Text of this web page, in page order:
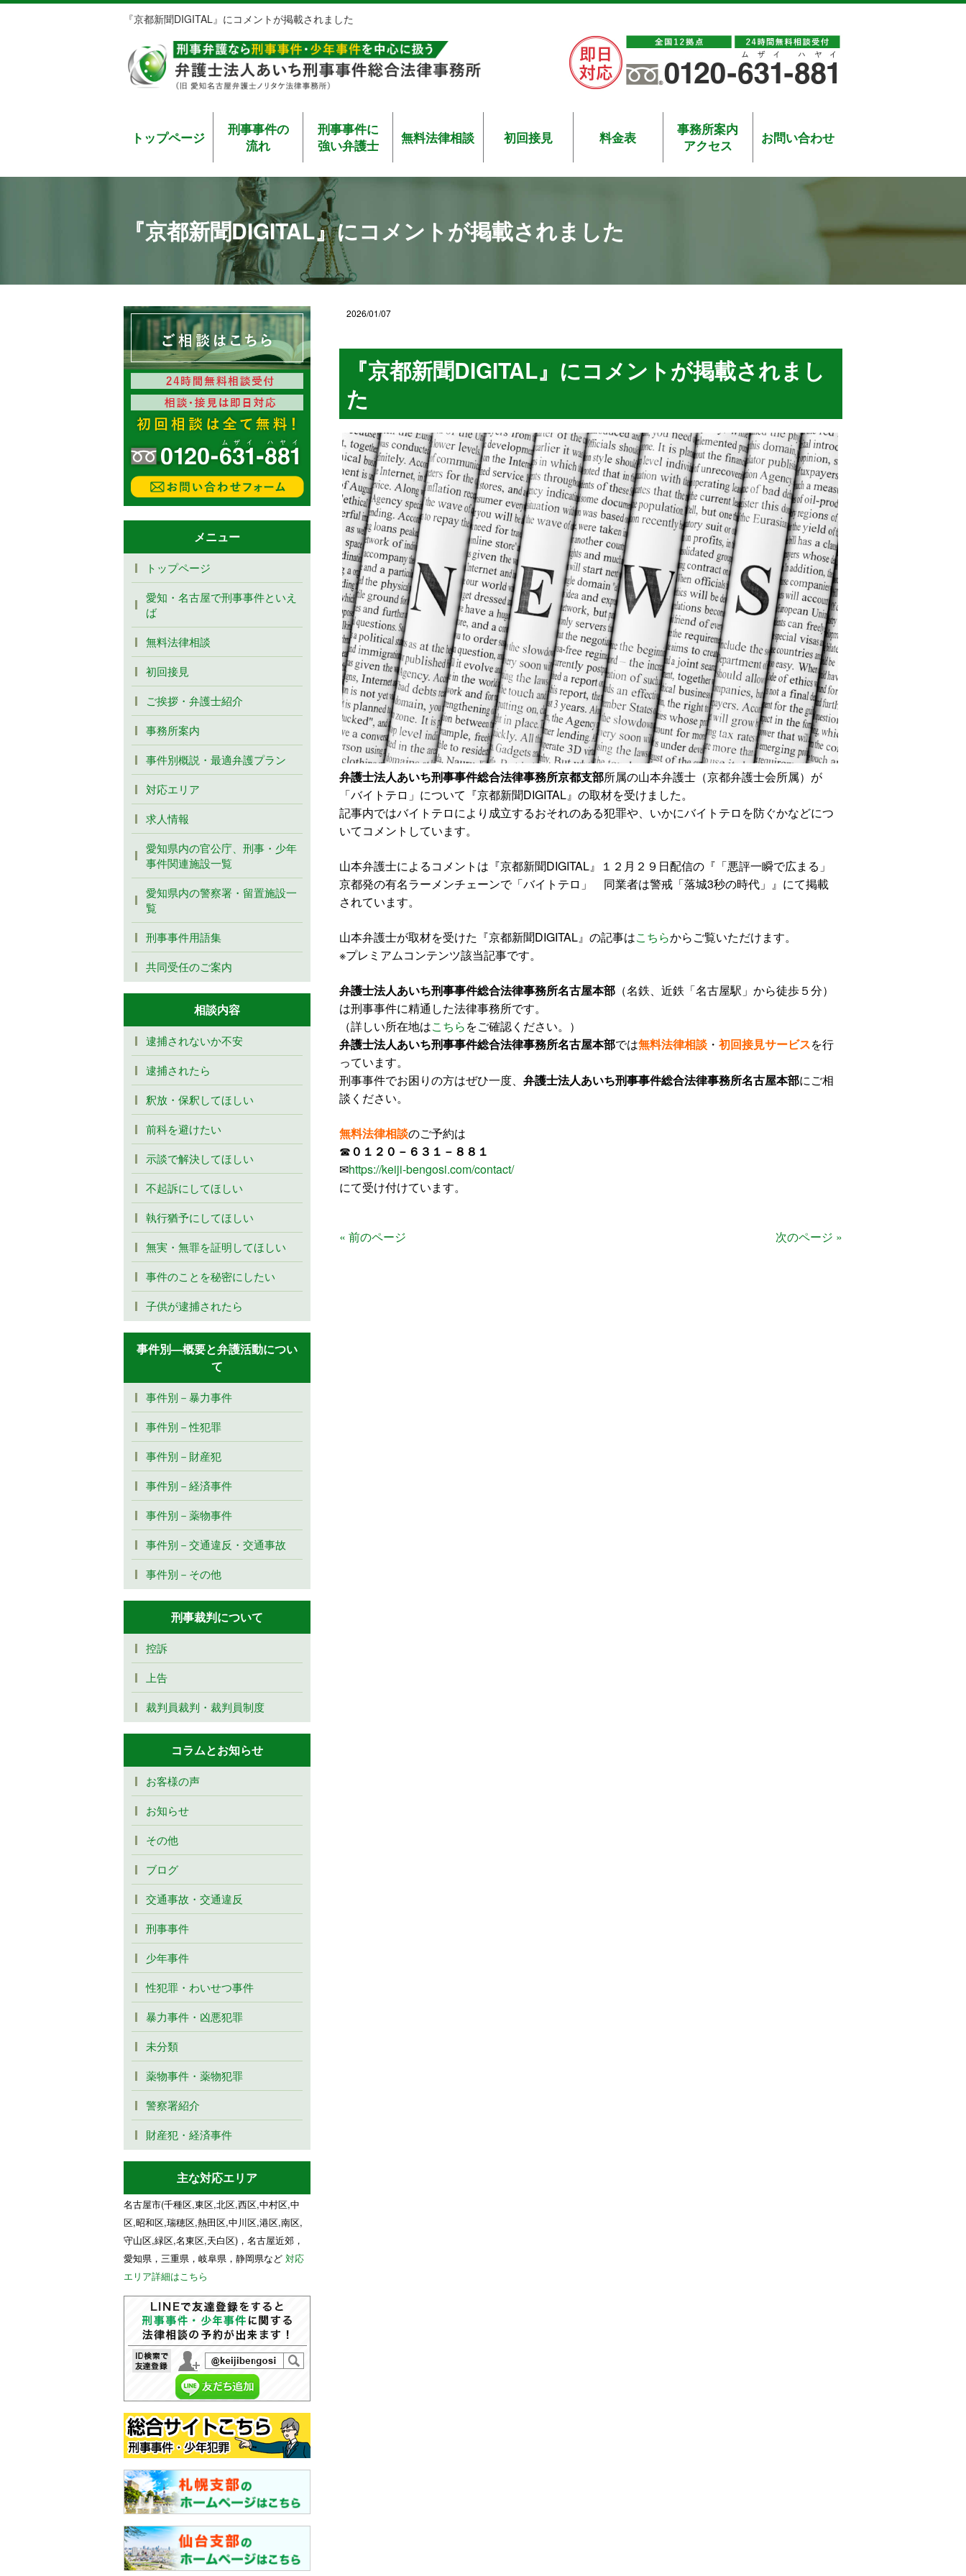
『京都新聞DIGITAL』にコメントが掲載されました
トップページ
刑事事件の
流れ
刑事事件に
強い弁護士
無料法律相談 初回接見 料金表
事務所案内
アクセス
お問い合わせ
『京都新聞DIGITAL』にコメントが掲載されました
2026/01/07
『京都新聞DIGITAL』にコメントが掲載されまし
た
弁護士法人あいち刑事事件総合法律事務所京都支部所属の山本弁護士（京都弁護士会所属）が
「バイトテロ」について『京都新聞DIGITAL』の取材を受けました。
記事内ではバイトテロにより成立するおそれのある犯罪や、いかにバイトテロを防ぐかなどにつ
いてコメントしています。
山本弁護士によるコメントは『京都新聞DIGITAL』１２月２９日配信の『「悪評一瞬で広まる」
京都発の有名ラーメンチェーンで「バイトテロ」 同業者は警戒「落城3秒の時代」』にて掲載
されています。
山本弁護士が取材を受けた『京都新聞DIGITAL』の記事はこちらからご覧いただけます。
※プレミアムコンテンツ該当記事です。
弁護士法人あいち刑事事件総合法律事務所名古屋本部 （名鉄、近鉄「名古屋駅」から徒歩５分）
は刑事事件に精通した法律事務所です。
（詳しい所在地はこちらをご確認ください。）
弁護士法人あいち刑事事件総合法律事務所名古屋本部では無料法律相談 ・ 初回接見サービスを行
っています。
刑事事件でお困りの方はぜひ一度、 弁護士法人あいち刑事事件総合法律事務所名古屋本部にご相
談ください。
無料法律相談のご予約は
☎０１２０－６３１－８８１
✉https://keiji-bengosi.com/contact/
にて受け付けています。
« 前のページ 次のページ »
メニュー
トップページ
愛知・名古屋で刑事事件といえ
ば
無料法律相談
初回接見
ご挨拶・弁護士紹介
事務所案内
事件別概説・最適弁護プラン
対応エリア
求人情報
愛知県内の官公庁、刑事・少年
事件関連施設一覧
愛知県内の警察署・留置施設一
覧
刑事事件用語集
共同受任のご案内
相談内容
逮捕されないか不安
逮捕されたら
釈放・保釈してほしい
前科を避けたい
示談で解決してほしい
不起訴にしてほしい
執行猶予にしてほしい
無実・無罪を証明してほしい
事件のことを秘密にしたい
子供が逮捕されたら
事件別―概要と弁護活動につい
て
事件別－暴力事件
事件別－性犯罪
事件別－財産犯
事件別－経済事件
事件別－薬物事件
事件別－交通違反・交通事故
事件別－その他
刑事裁判について
控訴
上告
裁判員裁判・裁判員制度
コラムとお知らせ
お客様の声
お知らせ
その他
ブログ
交通事故・交通違反
刑事事件
少年事件
性犯罪・わいせつ事件
暴力事件・凶悪犯罪
未分類
薬物事件・薬物犯罪
警察署紹介
財産犯・経済事件
主な対応エリア
名古屋市(千種区,東区,北区,西区,中村区,中
区,昭和区,瑞穂区,熱田区,中川区,港区,南区,
守山区,緑区,名東区,天白区)，名古屋近郊，
愛知県，三重県，岐阜県，静岡県など 対応
エリア詳細はこちら